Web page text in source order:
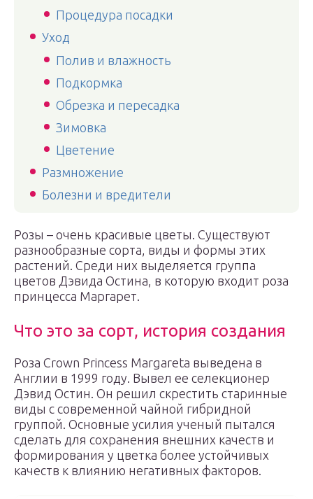
Процедура посадки
Уход
Полив и влажность
Подкормка
Обрезка и пересадка
Зимовка
Цветение
Размножение
Болезни и вредители
Розы – очень красивые цветы. Существуют
разнообразные сорта, виды и формы этих
растений. Среди них выделяется группа
цветов Дэвида Остина, в которую входит роза
принцесса Маргарет.
Что это за сорт, история создания
Роза Crown Princess Margareta выведена в
Англии в 1999 году. Вывел ее селекционер
Дэвид Остин. Он решил скрестить старинные
виды с современной чайной гибридной
группой. Основные усилия ученый пытался
сделать для сохранения внешних качеств и
формирования у цветка более устойчивых
качеств к влиянию негативных факторов.